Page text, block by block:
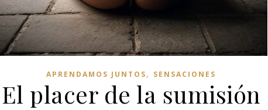
APRENDAMOS JUNTOS, SENSACIONES
El placer de la sumisión